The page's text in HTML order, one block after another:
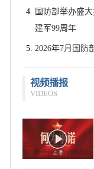
国防部举办盛
建军99周年
2026年7月国防
视频播报
VIDEOS